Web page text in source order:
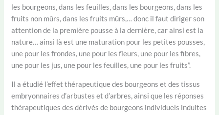
les bourgeons, dans les feuilles, dans les bourgeons, dans les
fruits non mûrs, dans les fruits mûrs,… donc il faut diriger son
attention de la première pousse à la dernière, car ainsi est la
nature… ainsi là est une maturation pour les petites pousses,
une pour les frondes, une pour les fleurs, une pour les fibres,
une pour les jus, une pour les feuilles, une pour les fruits”.
Il a étudié l’effet thérapeutique des bourgeons et des tissus
embryonnaires d’arbustes et d’arbres, ainsi que les réponses
thérapeutiques des dérivés de bourgeons individuels induites